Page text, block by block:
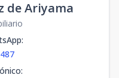
de Ariyama
:
: